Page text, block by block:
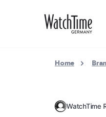
Home
WatchTime